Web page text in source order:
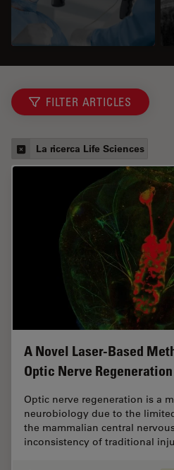
FILTER ARTICLES
La ricerca Life Sciences
A Novel Laser-Based
Optic Nerve Regeneration
Optic nerve regeneration is a
neurobiology due to the
the mammalian central
inconsistency of traditional